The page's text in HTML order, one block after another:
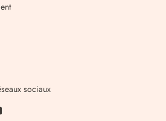
sociaux